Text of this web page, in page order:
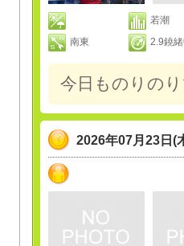
若潮
南東
2.9鐃緒
今日ものりのり
2026年07月23日(